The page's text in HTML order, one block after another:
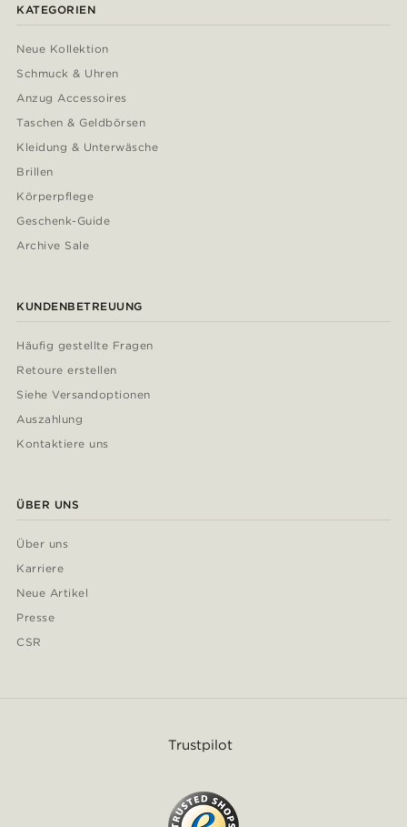
KATEGORIEN
Neue Kollektion
Schmuck & Uhren
Anzug Accessoires
Taschen & Geldbörsen
Kleidung & Unterwäsche
Brillen
Körperpflege
Geschenk-Guide
Archive Sale
KUNDENBETREUUNG
Häufig gestellte Fragen
Retoure erstellen
Siehe Versandoptionen
Auszahlung
Kontaktiere uns
ÜBER UNS
Über uns
Karriere
Neue Artikel
Presse
CSR
Trustpilot